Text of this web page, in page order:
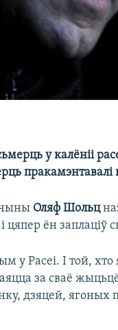
у калёніі
Оляф Шольц
цяпер ён заплаціў
у Расеі. І той, хто
за сваё
дзяцей, ягоных